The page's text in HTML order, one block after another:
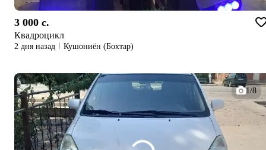
3 000 c.
Квадроцикл
2 дня назад Кушониён (Бохтар)
1/8